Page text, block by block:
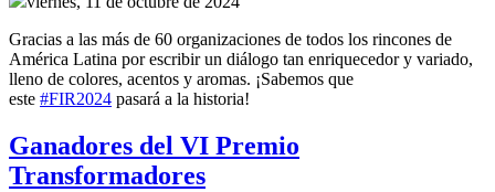
Gracias a las más de 60 organizaciones de todos los rincones de
América Latina por escribir un diálogo tan enriquecedor y variado,
lleno de colores, acentos y aromas. ¡Sabemos que
este #FIR2024 pasará a la historia!
Ganadores del VI Premio
Transformadores